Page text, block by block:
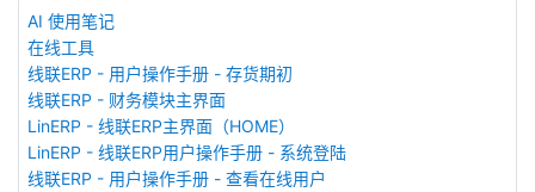
AI 使用笔记
在线工具
线联ERP - 用户操作手册 - 存货期初
线联ERP - 财务模块主界面
LinERP - 线联ERP主界面（HOME）
LinERP - 线联ERP用户操作手册 - 系统登陆
线联ERP - 用户操作手册 - 查看在线用户